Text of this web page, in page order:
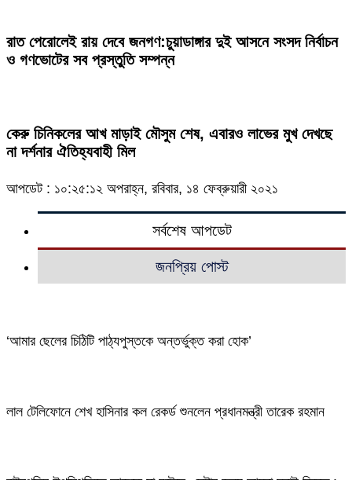
রাত পেরোলেই রায় দেবে জনগণ:চুয়াডাঙ্গার দুই আসনে সংসদ নির্বাচন
ও গণভোটের সব প্রস্তুতি সম্পন্ন
কেরু চিনিকলের আখ মাড়াই মৌসুম শেষ, এবারও লাভের মুখ দেখছে
না দর্শনার ঐতিহ্যবাহী মিল
আপডেট : ১০:২৫:১২ অপরাহ্ন, রবিবার, ১৪ ফেব্রুয়ারী ২০২১
সর্বশেষ আপডেট
জনপ্রিয় পোস্ট
‘আমার ছেলের চিঠিটি পাঠ্যপুস্তকে অন্তর্ভুক্ত করা হোক’
লাল টেলিফোনে শেখ হাসিনার কল রেকর্ড শুনলেন প্রধানমন্ত্রী তারেক রহমান